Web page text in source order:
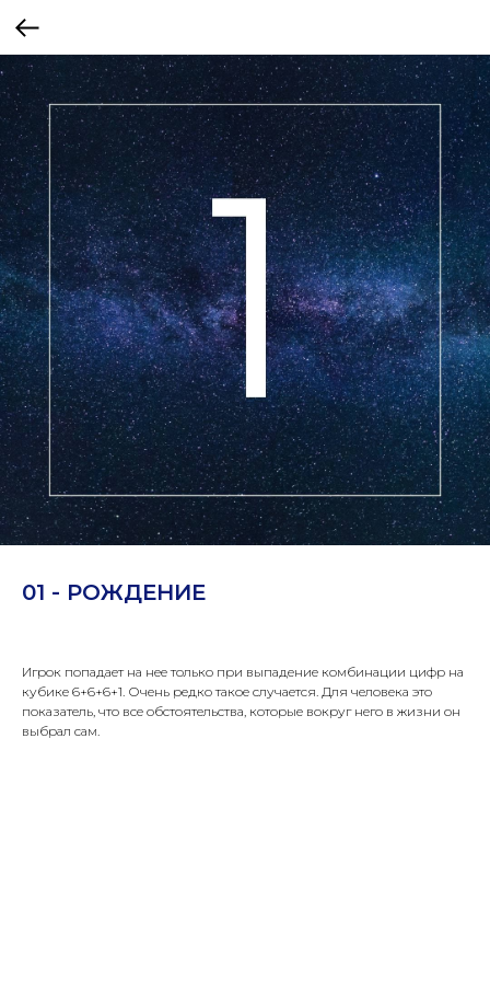
01 - РОЖДЕНИЕ
Игрок попадает на нее только при выпадение комбинации цифр на
кубике 6+6+6+1. Очень редко такое случается. Для человека это
показатель, что все обстоятельства, которые вокруг него в жизни он
выбрал сам.